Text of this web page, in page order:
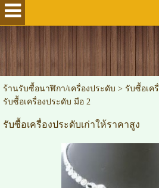
ร้านรับซื้อนาฬิกา/เครื่องประดับ > รับซื้อเค
รับซื้อเครื่องประดับ มือ 2
รับซื้อเครื่องประดับเก่าให้ราคาสูง